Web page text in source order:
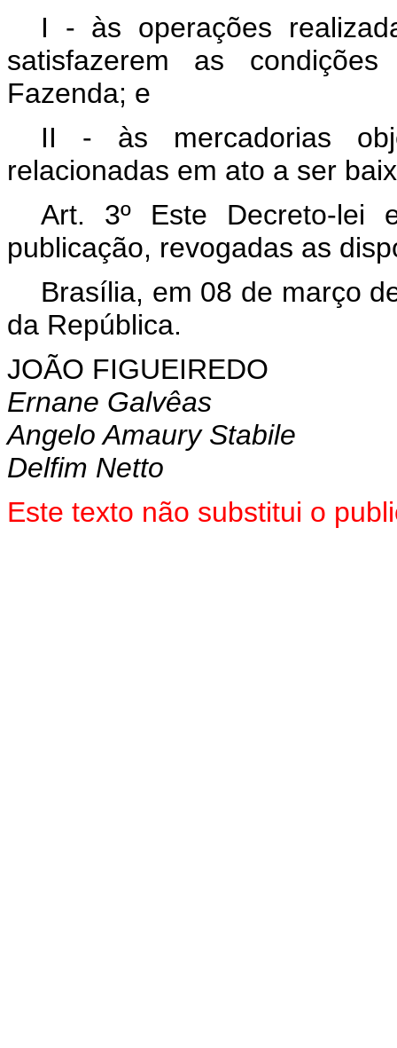
I - às operações
satisfazerem as
Fazenda; e
II - às mercadorias
relacionadas em ato a ser
Art. 3º Este Decreto-lei
publicação, revogadas as
Brasília, em 08 de março
da República.
JOÃO FIGUEIREDO
Ernane Galvêas
Angelo Amaury Stabile
Delfim Netto
Este texto não substitui o